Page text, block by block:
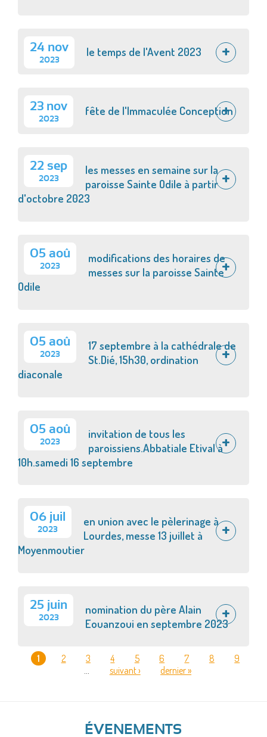
24 nov
2023
le temps de l'Avent 2023
23 nov
2023
fête de l'Immaculée Conception
22 sep
2023
les messes en semaine sur la
paroisse Sainte Odile à partir
d'octobre 2023
05 aoû
2023
modifications des horaires de
messes sur la paroisse Sainte
Odile
05 aoû
2023
17 septembre à la cathédrale de
St.Dié, 15h30, ordination
diaconale
05 aoû
2023
invitation de tous les
paroissiens.Abbatiale Etival à
10h.samedi 16 septembre
06 juil
2023
en union avec le pèlerinage à
Lourdes, messe 13 juillet à
Moyenmoutier
25 juin
2023
nomination du père Alain
Eouanzoui en septembre 2023
1 2 3 4 5 6 7 8
9
…
suivant › dernier »
ÉVENEMENTS